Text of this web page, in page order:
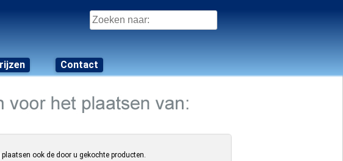
Zoeken
naar:
Contact
plaatsen ook de door u gekochte producten.